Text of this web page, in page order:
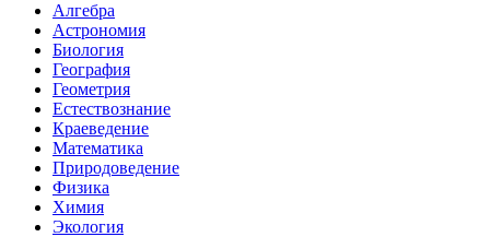
Алгебра
Астрономия
Биология
География
Геометрия
Естествознание
Краеведение
Математика
Природоведение
Физика
Химия
Экология